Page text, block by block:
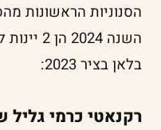
הסנוניות הראשונות
השנה
בלאן בציר 2023:
רקנאטי כרמי גליל